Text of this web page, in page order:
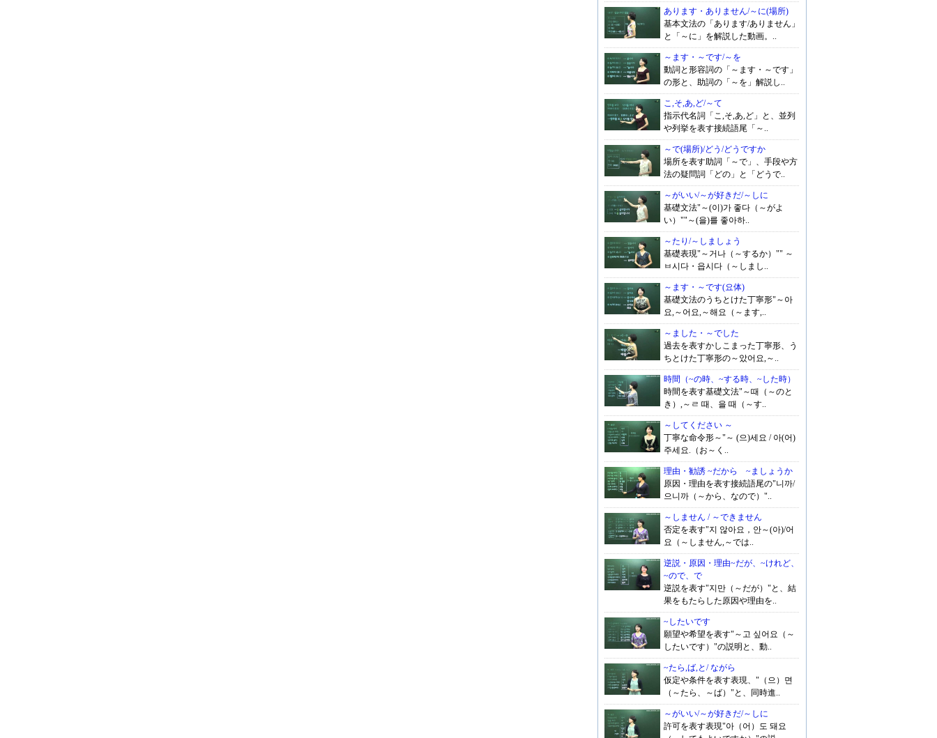
あります・ありません/～に(場所)
基本文法の「あります/ありません」
と「～に」を解説した動画。..
～ます・～です/～を
動詞と形容詞の「～ます・～です」
の形と、助詞の「～を」解説し..
こ,そ,あ,ど/～て
指示代名詞「こ,そ,あ,ど」と、並列
や列挙を表す接続語尾「～..
～で(場所)/どう/どうですか
場所を表す助詞「～で」、手段や方
法の疑問詞「どの」と「どうで..
～がいい/～が好きだ/～しに
基礎文法"～(이)가 좋다（～がよ
い）""～(을)를 좋아하..
～たり/～しましょう
基礎表現"～거나（～するか）"" ～
ㅂ시다・읍시다（～しまし..
～ます・～です(요体)
基礎文法のうちとけた丁寧形"～아
요,～어요,～해요（～ます,..
～ました・～でした
過去を表すかしこまった丁寧形、う
ちとけた丁寧形の～았어요,～..
時間（~の時、~する時、~した時）
時間を表す基礎文法"～때（～のと
き）,～ㄹ 때、을 때（～す..
～してください ～
丁寧な命令形～"～ (으)세요 / 아(어)
주세요.（お～く..
理由・勧誘 ~だから ~ましょうか
原因・理由を表す接続語尾の"니까/
으니까（～から、なので）"..
～しません / ～できません
否定を表す"지 않아요，안～(아)/어
요（～しません,～では..
逆説・原因・理由~だが、~けれど、
~ので、で
逆説を表す"지만（～だが）"と、結
果をもたらした原因や理由を..
~したいです
願望や希望を表す"～고 싶어요（～
したいです）"の説明と、動..
~たら,ば,と/ ながら
仮定や条件を表す表現、"（으）면
（～たら、～ば）"と、同時進..
～がいい/～が好きだ/～しに
許可を表す表現"아（어）도 돼요